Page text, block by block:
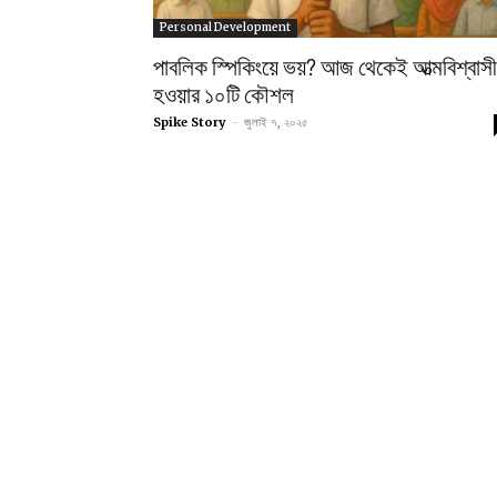
Personal Development
পাবলিক স্পিকিংয়ে ভয়? আজ থেকেই আত্মবিশ্বাসী
হওয়ার ১০টি কৌশল
Spike Story - জুলাই ৭, ২০২৫